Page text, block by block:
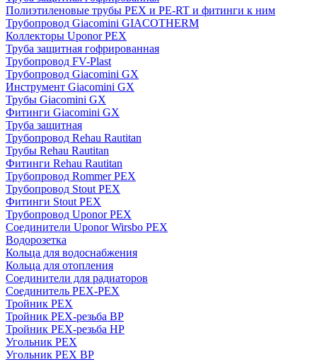
Полиэтиленовые трубы PEX и PE-RT и фитинги к ним
Трубопровод Giacomini GIACOTHERM
Коллекторы Uponor PEX
Труба защитная гофрированная
Трубопровод FV-Plast
Трубопровод Giacomini GX
Инструмент Giacomini GX
Трубы Giacomini GX
Фитинги Giacomini GX
Труба защитная
Трубопровод Rehau Rautitan
Трубы Rehau Rautitan
Фитинги Rehau Rautitan
Трубопровод Rommer PEX
Трубопровод Stout PEX
Фитинги Stout PEX
Трубопровод Uponor PEX
Соединители Uponor Wirsbo PEX
Водорозетка
Кольца для водоснабжения
Кольца для отопления
Соединители для радиаторов
Соединитель PEX-PEX
Тройник PEX
Тройник PEX-резьба ВР
Тройник PEX-резьба НР
Угольник PEX
Угольник PEX ВР